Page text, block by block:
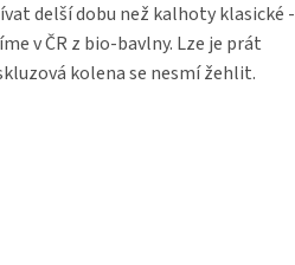
delší dobu než kalhoty klasické -
v ČR z bio-bavlny. Lze je prát
kolena se nesmí žehlit.